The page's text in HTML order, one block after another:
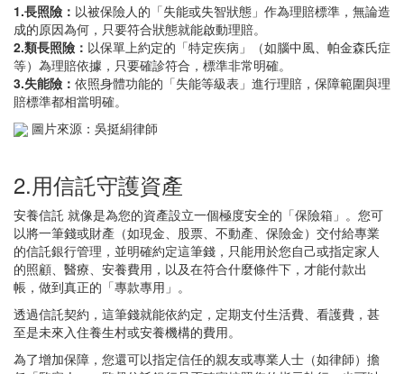
1.長照險： 以被保險人的「失能或失智狀態」作為理賠標準，無論造
成的原因為何，只要符合狀態就能啟動理賠。
2.類長照險： 以保單上約定的「特定疾病」（如腦中風、帕金森氏症
等）為理賠依據，只要確診符合，標準非常明確。
3.失能險： 依照身體功能的「失能等級表」進行理賠，保障範圍與理
賠標準都相當明確。
圖片來源：吳挺絹律師
2.用信託守護資產
安養信託 就像是為您的資產設立一個極度安全的「保險箱」。您可
以將一筆錢或財產（如現金、股票、不動產、保險金）交付給專業
的信託銀行管理，並明確約定這筆錢，只能用於您自己或指定家人
的照顧、醫療、安養費用，以及在符合什麼條件下，才能付款出
帳，做到真正的「專款專用」。
透過信託契約，這筆錢就能依約定，定期支付生活費、看護費，甚
至是未來入住養生村或安養機構的費用。
為了增加保障，您還可以指定信任的親友或專業人士（如律師）擔